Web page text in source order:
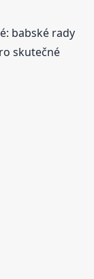
babské rady
skutečné